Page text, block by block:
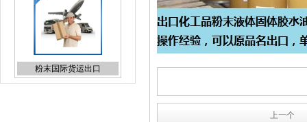
日本专线国际货代报价
上一个